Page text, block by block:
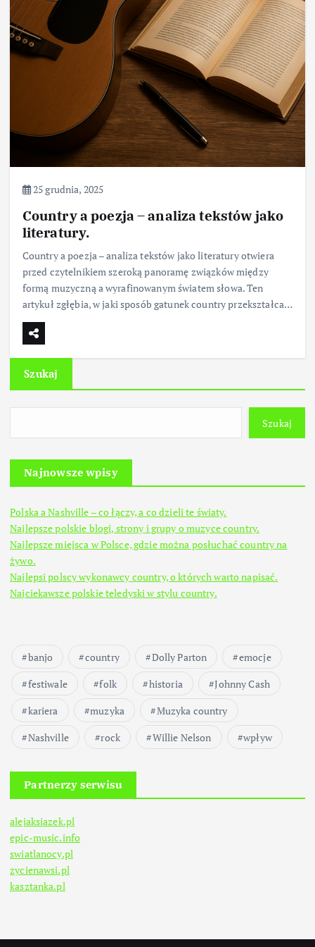
25 grudnia, 2025
Country a poezja – analiza tekstów jako
literatury.
Country a poezja – analiza tekstów jako literatury otwiera
przed czytelnikiem szeroką panoramę związków między
formą muzyczną a wyrafinowanym światem słowa. Ten
artykuł zgłębia, w jaki sposób gatunek country przekształca…
Szukaj
Szukaj
Najnowsze wpisy
Polska a Nashville – co łączy, a co dzieli te światy.
Najlepsze polskie blogi, strony i grupy o muzyce country.
Najlepsze miejsca w Polsce, gdzie można posłuchać country na
żywo.
Najlepsi polscy wykonawcy country, o których warto napisać.
Najciekawsze polskie teledyski w stylu country.
banjo country Dolly Parton
emocje
festiwale
folk historia
Johnny Cash
kariera
muzyka
Muzyka country
Nashville
rock Willie Nelson wpływ
Partnerzy serwisu
alejaksiazek.pl
epic-music.info
swiatlanocy.pl
zycienawsi.pl
kasztanka.pl